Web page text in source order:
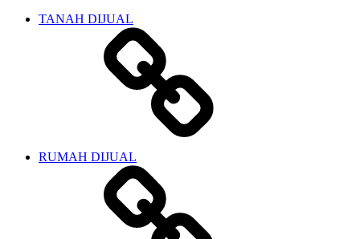
TANAH DIJUAL
RUMAH DIJUAL